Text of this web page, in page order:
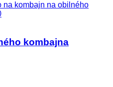
na kombajn na obilného
kombajna